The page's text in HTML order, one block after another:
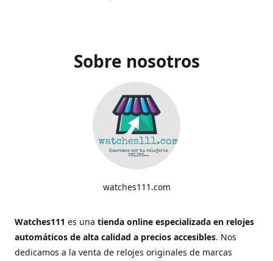
Sobre nosotros
watches111.com
Watches111 es una tienda online especializada en relojes
automáticos de alta calidad a precios accesibles. Nos
dedicamos a la venta de relojes originales de marcas